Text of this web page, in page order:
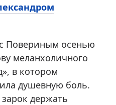
Повериным осенью
меланхоличного
в котором
душевную боль.
держать